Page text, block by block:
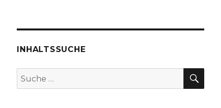
Rezension
Christoph
Welver
INHALTSSUCHE
Suche
nach: